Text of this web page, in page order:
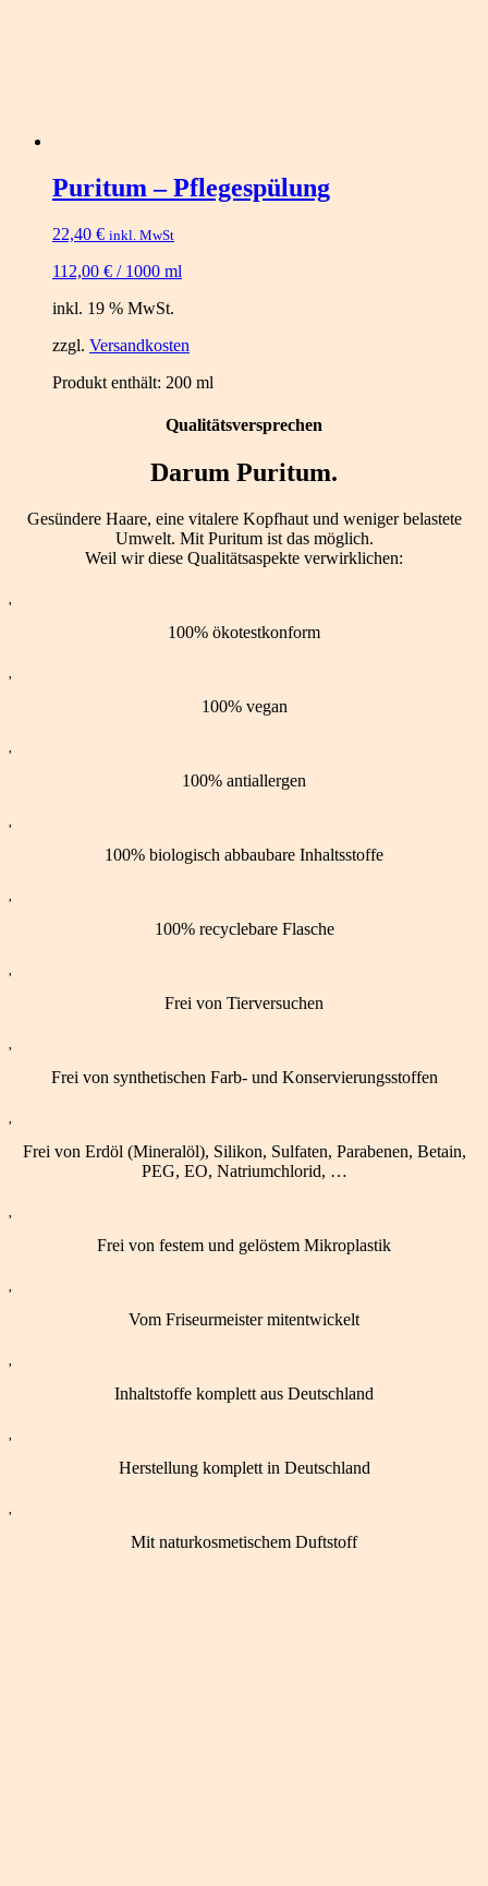
Puritum – Pflegespülung
22,40 € inkl. MwSt
112,00 € / 1000 ml
inkl. 19 % MwSt.
zzgl. Versandkosten
Produkt enthält: 200 ml
Qualitätsversprechen
Darum Puritum.
Gesündere Haare, eine vitalere Kopfhaut und weniger belastete
Umwelt. Mit Puritum ist das möglich.
Weil wir diese Qualitätsaspekte verwirklichen:
100% ökotestkonform
100% vegan
100% antiallergen
100% biologisch abbaubare Inhaltsstoffe
100% recyclebare Flasche
Frei von Tierversuchen
Frei von synthetischen Farb- und Konservierungsstoffen
Frei von Erdöl (Mineralöl), Silikon, Sulfaten, Parabenen, Betain,
PEG, EO, Natriumchlorid, …
Frei von festem und gelöstem Mikroplastik
Vom Friseurmeister mitentwickelt
Inhaltstoffe komplett aus Deutschland
Herstellung komplett in Deutschland
Mit naturkosmetischem Duftstoff